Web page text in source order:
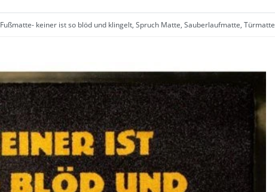
Fußmatte- keiner ist so blöd und klingelt, Spruch Matte, Sauberlaufmatte, Türmatte